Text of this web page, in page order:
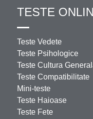
TESTE
Teste Vedete
Teste Psihologice
Teste Cultura
Teste Compatibilitate
Mini-teste
Teste Haioase
Teste Fete